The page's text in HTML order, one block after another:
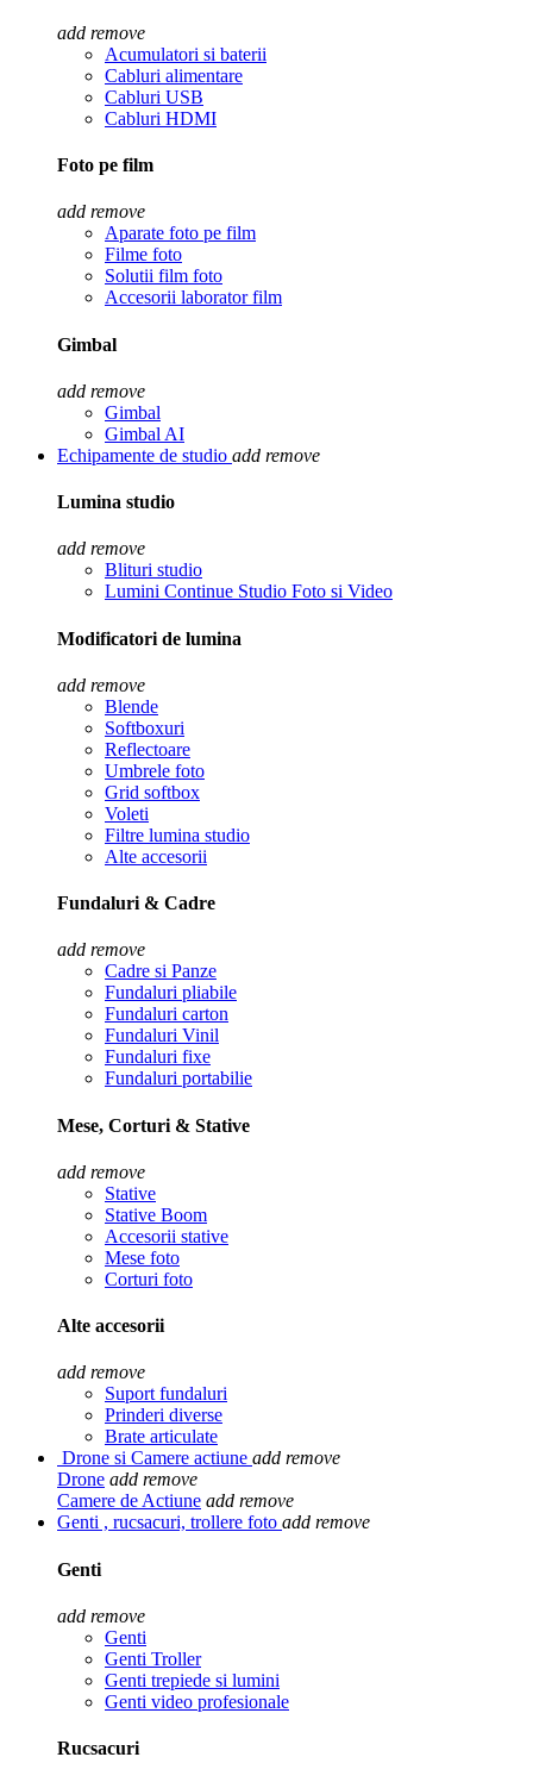
add remove
Acumulatori si baterii
Cabluri alimentare
Cabluri USB
Cabluri HDMI
Foto pe film
add remove
Aparate foto pe film
Filme foto
Solutii film foto
Accesorii laborator film
Gimbal
add remove
Gimbal
Gimbal AI
Echipamente de studio add remove
Lumina studio
add remove
Blituri studio
Lumini Continue Studio Foto si Video
Modificatori de lumina
add remove
Blende
Softboxuri
Reflectoare
Umbrele foto
Grid softbox
Voleti
Filtre lumina studio
Alte accesorii
Fundaluri & Cadre
add remove
Cadre si Panze
Fundaluri pliabile
Fundaluri carton
Fundaluri Vinil
Fundaluri fixe
Fundaluri portabilie
Mese, Corturi & Stative
add remove
Stative
Stative Boom
Accesorii stative
Mese foto
Corturi foto
Alte accesorii
add remove
Suport fundaluri
Prinderi diverse
Brate articulate
Drone si Camere actiune add remove
Drone add remove
Camere de Actiune add remove
Genti , rucsacuri, trollere foto add remove
Genti
add remove
Genti
Genti Troller
Genti trepiede si lumini
Genti video profesionale
Rucsacuri